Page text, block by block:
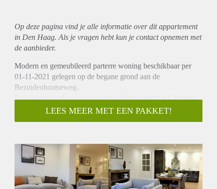
Op deze pagina vind je alle informatie over ditappartement
in Den Haag. Als je vragen hebt kun je contact opnemen met
de aanbieder.
Modern en gemeubileerd parterre woning beschikbaar per
01-11-2021 gelegen op de begane grond aan de
Bezuidenhoutseweg.
De woning heeft een zeer centrale ligging met het Centraal
Station en het centrum van Den Haag om de hoek.
INDELING
deuren welke toegang bieden tot de tuin. Open keuken
voorzien van diverse inbouwapparatuur van Siemens.
Ruime slaapkamer met aansluitende ensuite badkamer. De
badkamer is voorzien van douchecabine, bad en dubbele
LEES MEER MET EEN PAKKET!